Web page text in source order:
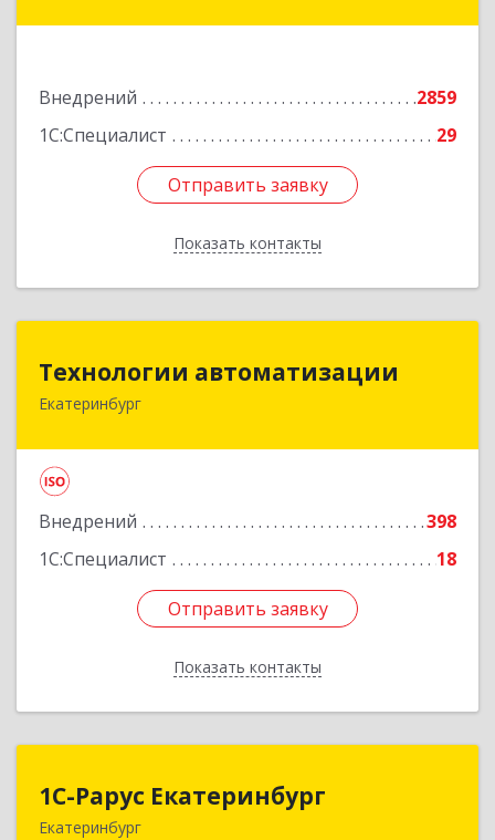
Внедрений
2859
1С:Специалист
29
Отправить заявку
Показать контакты
Отправить заявку
Назад
Технологии автоматизации
Екатеринбург
Внедрений
398
1С:Специалист
18
Отправить заявку
Показать контакты
620014, Свердловская обл, г. о. город
Подробнее
Отправить заявку
Назад
1С-Рарус Екатеринбург
Екатеринбург
1С-Рарус Екатеринбург
620142, Свердловская обл, Екатеринбург г,